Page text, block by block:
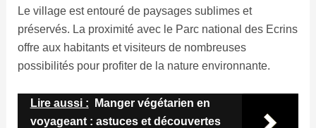
Le village est entouré de paysages sublimes et
préservés. La proximité avec le Parc national des Ecrins
offre aux habitants et visiteurs de nombreuses
possibilités pour profiter de la nature environnante.
Lire aussi :
Manger végétarien en
voyageant : astuces et découvertes